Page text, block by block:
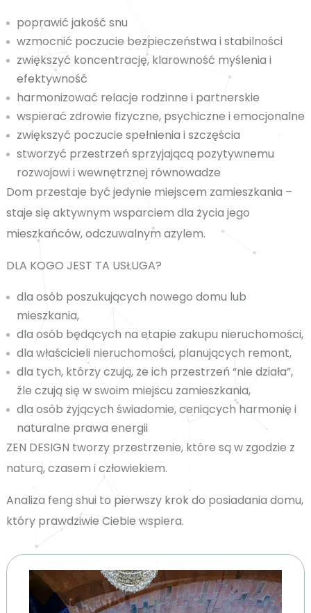
poprawić jakość snu
wzmocnić poczucie bezpieczeństwa i stabilności
zwiększyć koncentrację, klarowność myślenia i
efektywność
harmonizować relacje rodzinne i partnerskie
wspierać zdrowie fizyczne, psychiczne i emocjonalne
zwiększyć poczucie spełnienia i szczęścia
stworzyć przestrzeń sprzyjającą pozytywnemu
rozwojowi i wewnętrznej równowadze
Dom przestaje być jedynie miejscem zamieszkania –
staje się aktywnym wsparciem dla życia jego
mieszkańców, odczuwalnym azylem.
DLA KOGO JEST TA USŁUGA?
dla osób poszukujących nowego domu lub
mieszkania,
dla osób będących na etapie zakupu nieruchomości,
dla właścicieli nieruchomości, planujących remont,
dla tych, którzy czują, że ich przestrzeń “nie działa”,
źle czują się w swoim miejscu zamieszkania,
dla osób żyjących świadomie, ceniących harmonię i
naturalne prawa energii
ZEN DESIGN tworzy przestrzenie, które są w zgodzie z
naturą, czasem i człowiekiem.
Analiza feng shui to pierwszy krok do posiadania domu,
który prawdziwie Ciebie wspiera.